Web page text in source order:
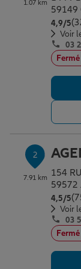
Assurance
Prévoyance
Assurance
Protection
Protection
Épargne &
Plan
Assurance vie
Placements
Vos projets
Partir en
Déménager
Changer de
Départ à la
Conseil assurance
Outre-mer
Assurance
Assurance
Professionnels
Allianz en France
1.07 km
59149
4,9/5
Voir
03
2
7.91 km 154
59572
4,5/5
Voir
03